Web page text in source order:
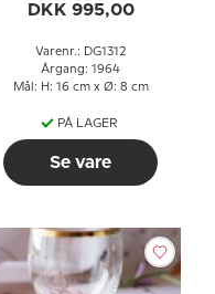
DKK 995,00
Varenr.: DG1312
Årgang: 1964
Mål: H: 16 cm x Ø: 8 cm
PÅ LAGER
Se vare